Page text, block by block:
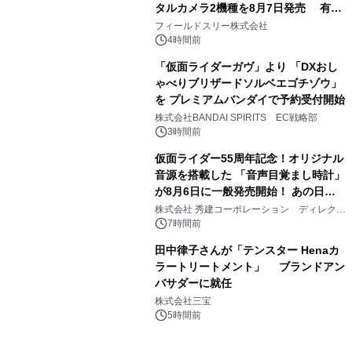
タルカメラ2機種を8月7日発売 有効
約1300万画素、用途別に選べるコンデ
ジ新登場
フィールドスリー株式会社
4時間前
「仮面ライダーガヴ」より 「DXおし
ゃべりブリザードソルベエゴチゾウ」
を プレミアムバンダイで予約受付開始
株式会社BANDAI SPIRITS EC戦略部
3時間前
仮面ライダー55周年記念！オリジナル
音源を搭載した 「音声目覚まし時計」
が8月6日に一般発売開始！ あの日の
大興奮が今甦る
株式会社 秀建コーポレーション ディレクト
アートギャラリー
7時間前
田中律子さんが「テンスター Henaカ
ラートリートメント」 ブランドアン
バサダーに就任
株式会社三宝
5時間前